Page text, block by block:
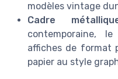
modèles vintage
Cadre
contemporaine,
affiches de format
papier au style